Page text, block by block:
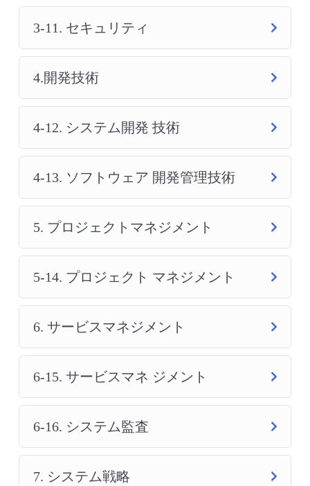
3-11. セキュリティ
4.開発技術
4-12. システム開発 技術
4-13. ソフトウェア 開発管理技術
5. プロジェクトマネジメント
5-14. プロジェクト マネジメント
6. サービスマネジメント
6-15. サービスマネ ジメント
6-16. システム監査
7. システム戦略